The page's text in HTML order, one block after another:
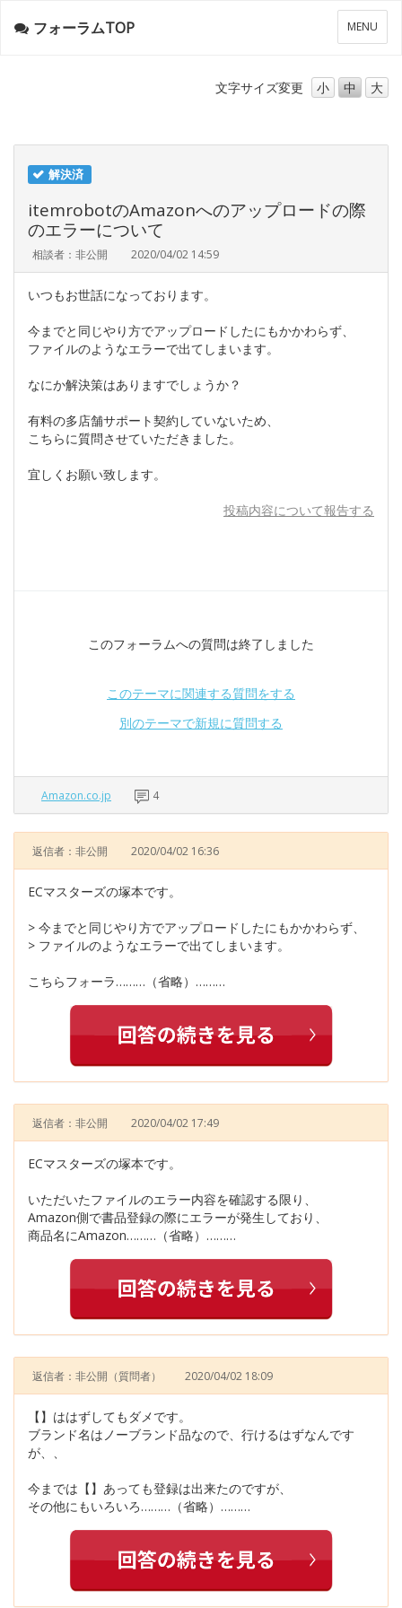
メ
ニ
ー
MENU
フォーラムTOP
文字サイズ変更 小 中 大
解決済
itemrobotのAmazonへのアップロードの際
のエラーについて
相談者：非公開 2020/04/02 14:59
いつもお世話になっております。
今までと同じやり方でアップロードしたにもかかわらず、
ファイルのようなエラーで出てしまいます。
なにか解決策はありますでしょうか？
有料の多店舗サポート契約していないため、
こちらに質問させていただきました。
宜しくお願い致します。
投稿内容について報告する
このフォーラムへの質問は終了しました
このテーマに関連する質問をする
別のテーマで新規に質問する
Amazon.co.jp 4
返信者：非公開 2020/04/02 16:36
ECマスターズの塚本です。
> 今までと同じやり方でアップロードしたにもかかわらず、
> ファイルのようなエラーで出てしまいます。
こちらフォーラ………（省略）………
返信者：非公開 2020/04/02 17:49
ECマスターズの塚本です。
いただいたファイルのエラー内容を確認する限り、
Amazon側で書品登録の際にエラーが発生しており、
商品名にAmazon………（省略）………
返信者：非公開 （質問者） 2020/04/02 18:09
【】ははずしてもダメです。
ブランド名はノーブランド品なので、行けるはずなんです
が、、
今までは【】あっても登録は出来たのですが、
その他にもいろいろ………（省略）………